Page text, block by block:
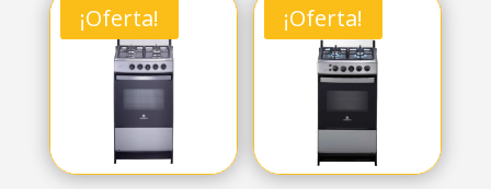
¡Oferta! ¡Oferta!